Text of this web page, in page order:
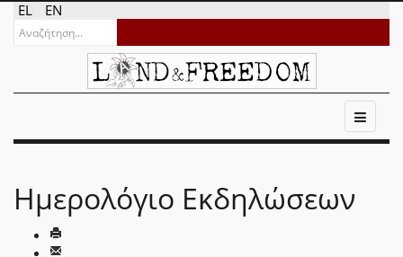
EL EN
Ημερολόγιο Εκδηλώσεων